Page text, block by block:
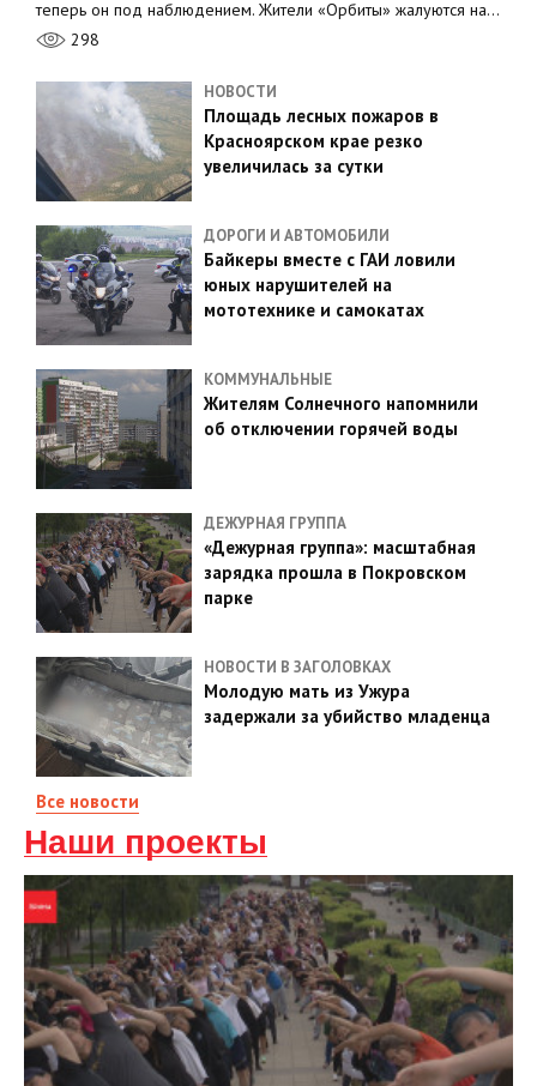
теперь он под наблюдением. Жители «Орбиты» жалуются на…
298
НОВОСТИ
Площадь лесных пожаров в
Красноярском крае резко
увеличилась за сутки
ДОРОГИ И АВТОМОБИЛИ
Байкеры вместе с ГАИ ловили
юных нарушителей на
мототехнике и самокатах
КОММУНАЛЬНЫЕ
Жителям Солнечного напомнили
об отключении горячей воды
ДЕЖУРНАЯ ГРУППА
«Дежурная группа»: масштабная
зарядка прошла в Покровском
парке
НОВОСТИ В ЗАГОЛОВКАХ
Молодую мать из Ужура
задержали за убийство младенца
Все новости
Наши проекты